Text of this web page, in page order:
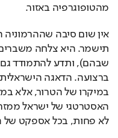
מהטופוגרפיה באזור.
לא פחות, בכל אספקט של